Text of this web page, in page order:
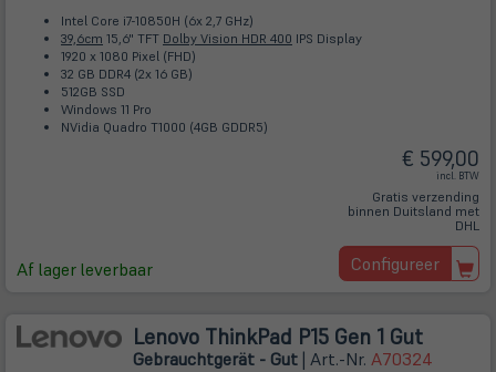
Intel Core i7-10850H (6x 2,7 GHz)
39,6cm 15,6" TFT Dolby Vision HDR 400 IPS Display
1920 x 1080 Pixel (FHD)
32 GB DDR4 (2x 16 GB)
512GB SSD
Windows 11 Pro
NVidia Quadro T1000 (4GB GDDR5)
Af lager leverbaar
€ 599,00
incl. BTW
Gratis verzending
binnen Duitsland met
DHL
Configureer
Lenovo ThinkPad P15 Gen 1 Gut
Gebrauchtgerät - Gut | Art.-Nr. A70324